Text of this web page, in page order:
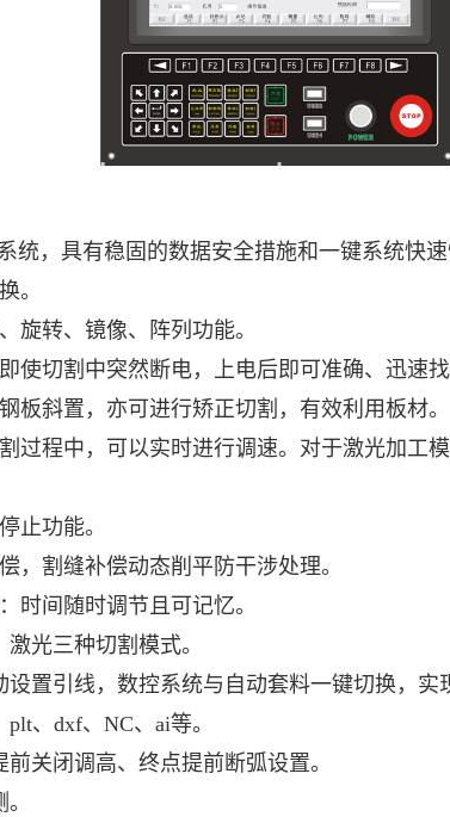
统，具有稳固的数据安全措施和一键系统快速
。
旋转、镜像、阵列功能。
使切割中突然断电，上电后即可准确、迅速找
板斜置，亦可进行矫正切割，有效利用板材。
过程中，可以实时进行调速。对于激光加工
止功能。
，割缝补偿动态削平防干涉处理。
时间随时调节且可记忆。
光三种切割模式。
置引线，数控系统与自动套料一键切换，实
、dxf、NC、ai等。
关闭调高、终点提前断弧设置。